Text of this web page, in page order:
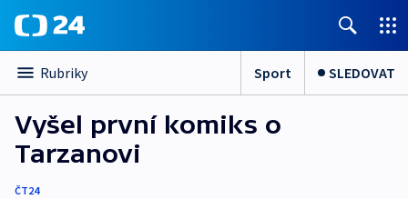
Rubriky Sport SLEDOVAT
Vyšel první komiks o
Tarzanovi
ČT24